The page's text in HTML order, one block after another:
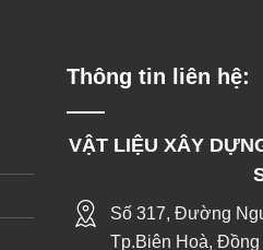
Thông tin liên hệ:
VẬT LIỆU XÂY
Số 317, Đường
Tp.Biên Hoà, Đồng